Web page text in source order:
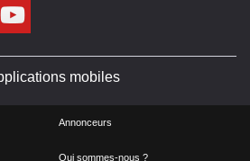
mobiles
Annonceurs
Qui sommes-nous ?